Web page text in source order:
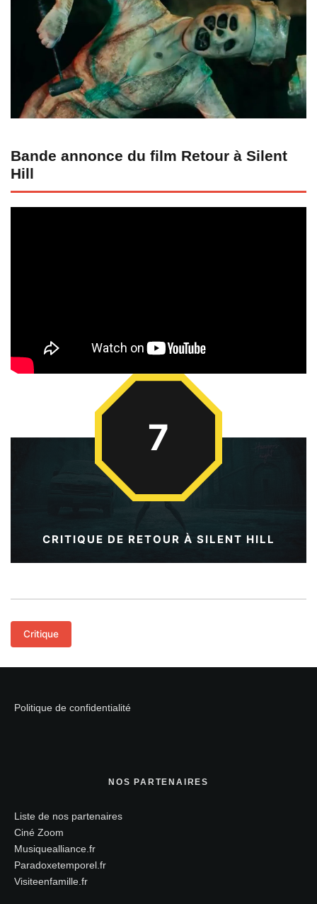
Bande annonce du film Retour à Silent
Hill
CRITIQUE DE RETOUR À SILENT HILL
7
Critique
Politique de confidentialité
NOS PARTENAIRES
Liste de nos partenaires
Ciné Zoom
Musiquealliance.fr
Paradoxetemporel.fr
Visiteenfamille.fr